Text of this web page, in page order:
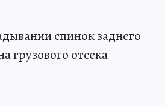
спинок заднего
грузового отсека